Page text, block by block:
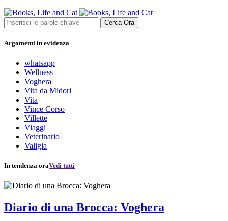
Cerca Ora
Argomenti in evidenza
whatsapp
Wellness
Voghera
Vita da Midori
Vita
Vince Corso
Villette
Viaggi
Veterinario
Valigia
In tendenza oraVedi tutti
Diario di una Brocca: Voghera